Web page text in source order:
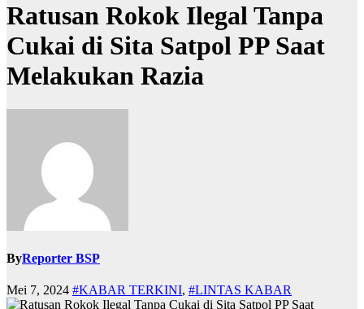
Ratusan Rokok Ilegal Tanpa
Cukai di Sita Satpol PP Saat
Melakukan Razia
ByReporter BSP
Mei 7, 2024 #KABAR TERKINI, #LINTAS KABAR